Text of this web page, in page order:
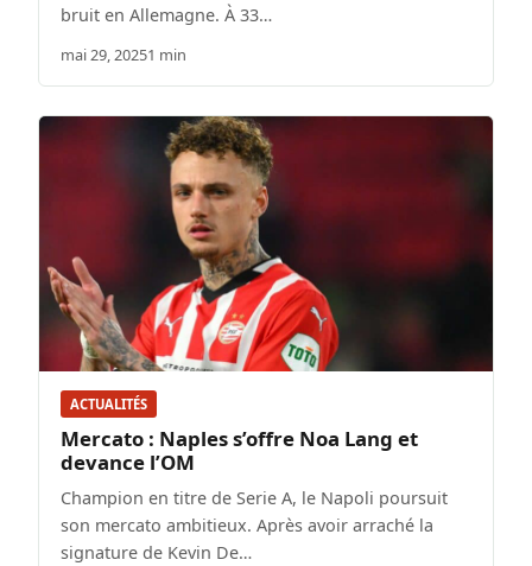
bruit en Allemagne. À 33…
mai 29, 20251 min
ACTUALITÉS
Mercato : Naples s’offre Noa Lang et
devance l’OM
Champion en titre de Serie A, le Napoli poursuit
son mercato ambitieux. Après avoir arraché la
signature de Kevin De…